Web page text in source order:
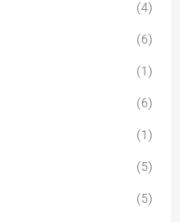
(4)
(6)
(1)
(6)
(1)
(5)
(5)